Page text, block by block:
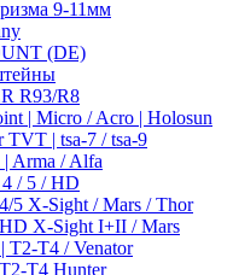
9-11мм
(DE)
R93/R8
| Micro / Acro | Holosun
TVT | tsa-7 / tsa-9
Arma / Alfa
/ 5 / HD
4/5 X-Sight / Mars / Thor
HD X-Sight I+II / Mars
T2-T4 / Venator
T2-T4 Hunter